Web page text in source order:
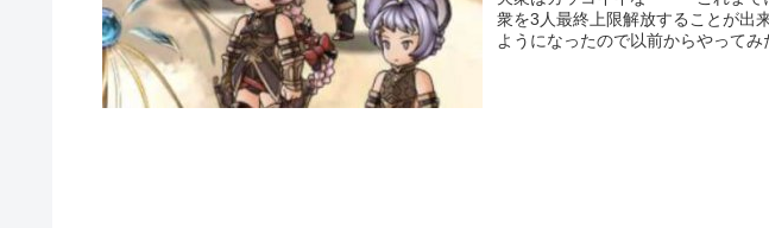
衆を3人最終上限解放することが出
ようになったので以前からやってみ